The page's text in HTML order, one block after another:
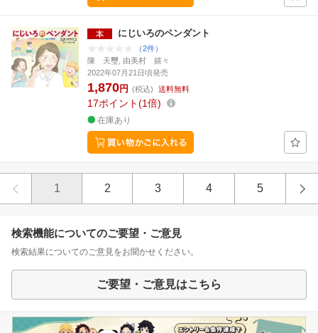
にじいろのペンダント
（2件）
陳 天璽, 由美村 嬉々
2022年07月21日頃発売
1,870円 (税込) 送料無料
17ポイント 1倍
在庫あり
1 2 3 4 5
検索機能についてのご要望・ご意見
検索結果についてのご意見をお聞かせください。
ご要望・ご意見はこちら